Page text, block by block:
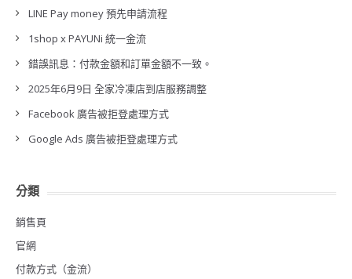
LINE Pay money 預先申請流程
1shop x PAYUNi 統一金流
錯誤訊息：付款金額和訂單金額不一致。
2025年6月9日 全家冷凍店到店服務調整
Facebook 廣告被拒登處理方式
Google Ads 廣告被拒登處理方式
分類
銷售頁
官網
付款方式（金流）